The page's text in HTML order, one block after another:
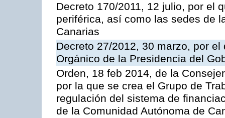
Decreto 170/2011, 12 julio, por el
periférica, así como las sedes de
Canarias
Decreto 27/2012, 30 marzo, por
Orgánico de la Presidencia del
Orden, 18 feb 2014, de la
por la que se crea el Grupo de
regulación del sistema de
de la Comunidad Autónoma de